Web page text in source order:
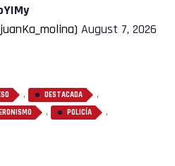
August 7, 2026
, DESTACADA ,
, POLICÍA ,